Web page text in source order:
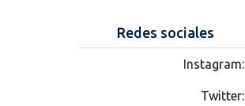
Redes sociales
Instagram:
Twitter: